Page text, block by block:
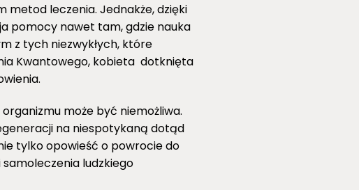
metod leczenia. Jednakże, dzięki
pomocy nawet tam, gdzie nauka
z tych niezwykłych, które
Kwantowego, kobieta dotknięta
może być niemożliwa.
na niespotykaną dotąd
tylko opowieść o powrocie do
ludzkiego